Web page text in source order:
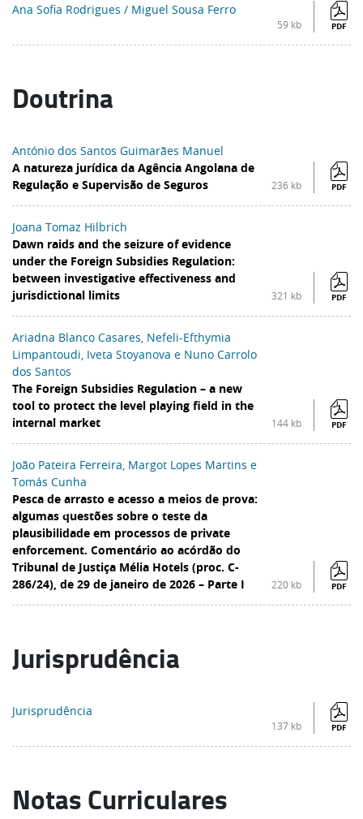
Ana Sofia Rodrigues / Miguel Sousa Ferro
59 kb PDF
Doutrina
António dos Santos Guimarães Manuel
A natureza jurídica da Agência Angolana de
Regulação e Supervisão de Seguros
236 kb PDF
Joana Tomaz Hilbrich
Dawn raids and the seizure of evidence
under the Foreign Subsidies Regulation:
between investigative effectiveness and
jurisdictional limits
321 kb PDF
Ariadna Blanco Casares, Nefeli-Efthymia
Limpantoudi, Iveta Stoyanova e Nuno Carrolo
dos Santos
The Foreign Subsidies Regulation – a new
tool to protect the level playing field in the
internal market
144 kb PDF
João Pateira Ferreira, Margot Lopes Martins e
Tomás Cunha
Pesca de arrasto e acesso a meios de prova:
algumas questões sobre o teste da
plausibilidade em processos de private
enforcement. Comentário ao acórdão do
Tribunal de Justiça Mélia Hotels (proc. C-
286/24), de 29 de janeiro de 2026 – Parte I
220 kb PDF
Jurisprudência
Jurisprudência
137 kb PDF
Notas Curriculares